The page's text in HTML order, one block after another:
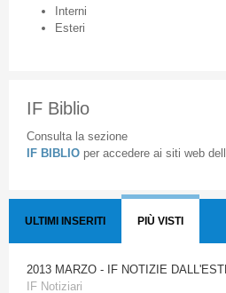
Interni
Esteri
IF Biblio
Consulta la sezione
IF BIBLIO per accedere ai siti web
ULTIMI INSERITI PIÙ VISTI
2013 MARZO - IF NOTIZIE
IF Notiziari